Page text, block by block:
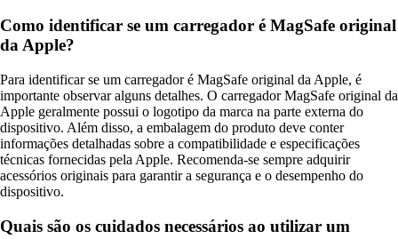
Como identificar se um carregador é MagSafe original
da Apple?
Para identificar se um carregador é MagSafe original da Apple, é
importante observar alguns detalhes. O carregador MagSafe original da
Apple geralmente possui o logotipo da marca na parte externa do
dispositivo. Além disso, a embalagem do produto deve conter
informações detalhadas sobre a compatibilidade e especificações
técnicas fornecidas pela Apple. Recomenda-se sempre adquirir
acessórios originais para garantir a segurança e o desempenho do
dispositivo.
Quais são os cuidados necessários ao utilizar um